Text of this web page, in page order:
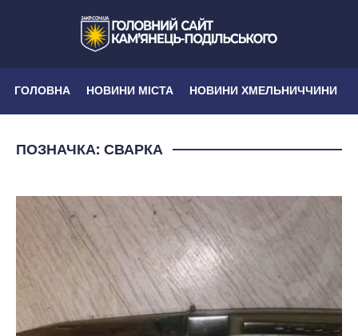
ГОЛОВНА НОВИНИ МІСТА НОВИНИ ХМЕЛЬНИЧЧИНИ
ПОЗНАЧКА: СВАРКА